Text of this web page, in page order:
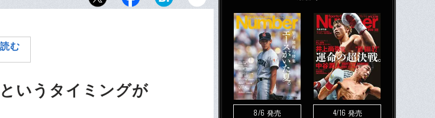
4月26、27日の神奈川公演で、サンクスツアーは幕を閉じ
む
いうタイミングが
8/6 発売 4/16 発売